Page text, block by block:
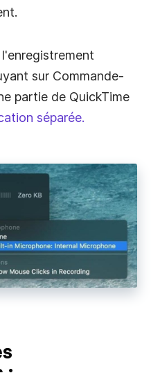
sur Commande-
partie de QuickTime
séparée.